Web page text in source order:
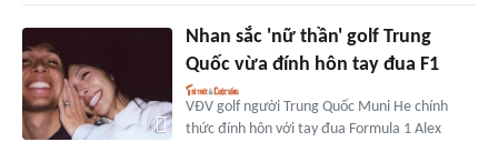
Nhan sắc 'nữ thần' golf Trung
Quốc vừa đính hôn tay đua F1
VĐV golf người Trung Quốc Muni He chính
thức đính hôn với tay đua Formula 1 Alex